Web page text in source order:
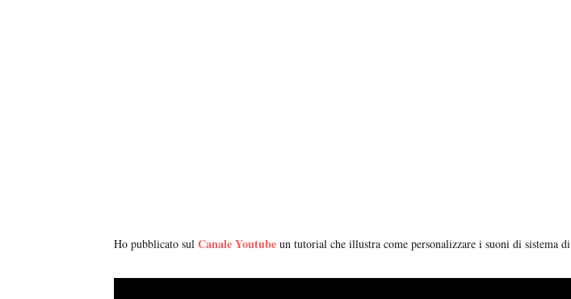
Ho pubblicato sul Canale Youtube un tutorial che illustra come personalizzare i suoni di sistema di